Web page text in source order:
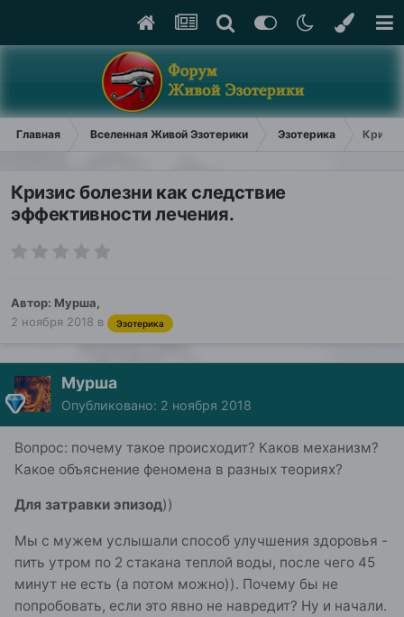
Главная Вселенная Живой Эзотерики Эзотерика
Кризис болезни как следствие
эффективности лечения.
Автор: Мурша,
2 ноября 2018 в Эзотерика
Мурша
Опубликовано: 2 ноября 2018
Вопрос: почему такое происходит? Каков механизм?
Какое объяснение феномена в разных теориях?
Для затравки эпизод))
Мы с мужем услышали способ улучшения здоровья -
пить утром по 2 стакана теплой воды, после чего 45
минут не есть (а потом можно)). Почему бы не
попробовать, если это явно не навредит? Ну и начали.